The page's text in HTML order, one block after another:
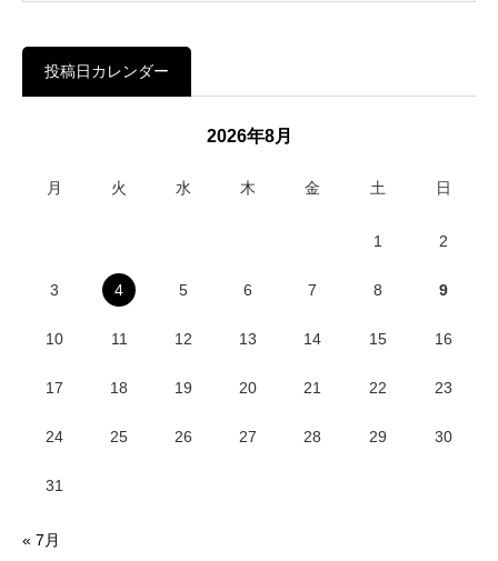
投稿日カレンダー
2026年8月
月 火 水 木 金 土 日
1 2
3 4 5 6 7 8 9
10 11 12 13 14 15 16
17 18 19 20 21 22 23
24 25 26 27 28 29 30
31
« 7月